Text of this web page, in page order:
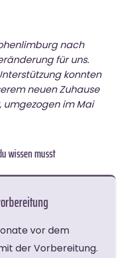
nach
für uns.
konnten
neuen Zuhause
umgezogen im Mai
wissen musst
vor dem
der Vorbereitung.